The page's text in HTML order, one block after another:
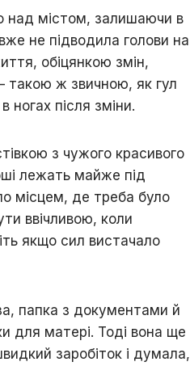
над містом, залишаючи в
не підводила голови на
обіцянкою змін,
такою ж звичною, як гул
ногах після зміни.
з чужого красивого
лежать майже під
місцем, де треба було
ввічливою, коли
якщо сил вистачало
папка з документами й
для матері. Тоді вона ще
заробіток і думала,